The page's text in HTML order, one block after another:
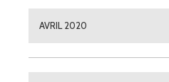
AVRIL 2020